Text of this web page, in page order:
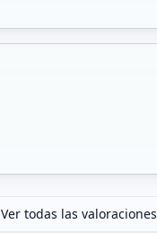
Ver todas las valoraciones